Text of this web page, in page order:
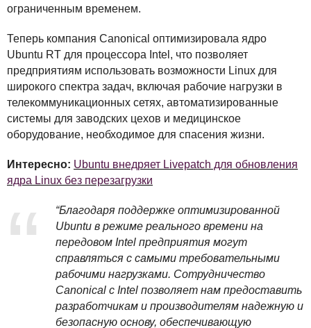
ограниченным временем.
Теперь компания Canonical оптимизировала ядро
Ubuntu RT для процессора Intel, что позволяет
предприятиям использовать возможности Linux для
широкого спектра задач, включая рабочие нагрузки в
телекоммуникационных сетях, автоматизированные
системы для заводских цехов и медицинское
оборудование, необходимое для спасения жизни.
Интересно: Ubuntu внедряет Livepatch для обновления
ядра Linux без перезагрузки
“Благодаря поддержке оптимизированной
Ubuntu в режиме реального времени на
передовом Intel предприятия могут
справляться с самыми требовательными
рабочими нагрузками. Сотрудничество
Canonical с Intel позволяет нам предоставить
разработчикам и производителям надежную и
безопасную основу, обеспечивающую